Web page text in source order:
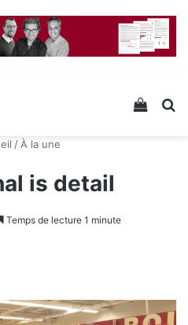
Voir
/ À la une
is detail
Temps de lecture 1 minute